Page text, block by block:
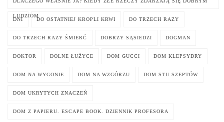
LUDZIOM
DNI DO OSTATNIEJ KROPLI KRWI DO TRZECH RAZY
DO TRZECH RAZY ŚMIERĆ DOBRZY SĄSIEDZI DOGMAN
DOKTOR DOLNE ŁUŻYCE DOM GUCCI DOM KLEPSYDRY
DOM NA WYGONIE DOM NA WZGÓRZU DOM STU SZEPTÓW
DOM UKRYTYCH ZNACZEŃ
DOM Z PAPIERU. ESCAPE BOOK. DZIENNIK PROFESORA